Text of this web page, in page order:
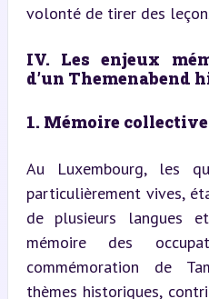
volonté de tirer des
IV. Les enjeux
d’un Themenabend
1. Mémoire
Au Luxembourg, les
particulièrement vives,
de plusieurs langues
mémoire des
commémoration de
thèmes historiques,